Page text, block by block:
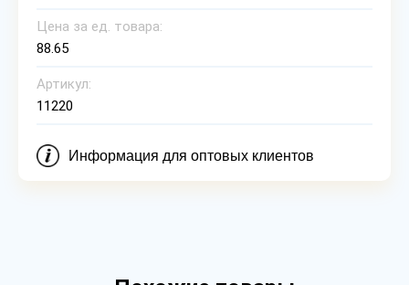
Цена за ед. товара:
88.65
Артикул:
11220
Информация для оптовых клиентов